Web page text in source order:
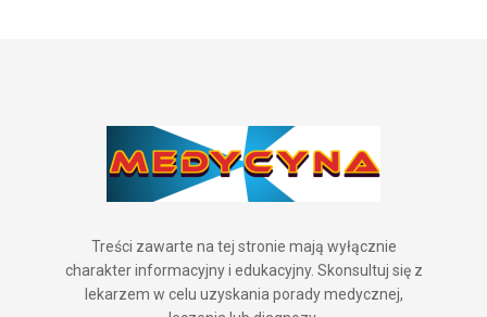
Treści zawarte na tej stronie mają wyłącznie
charakter informacyjny i edukacyjny. Skonsultuj się z
lekarzem w celu uzyskania porady medycznej,